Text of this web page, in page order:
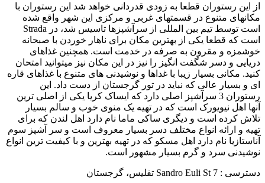
از این رستوران قطعا به زودی قدردانی خواهد شد این رستوران با
مکانهای متنوع در قسمتهای غربی و مرکزی این شهر واقع شده
است توسط تیم بین المللی از سرآشپزها تاسیس شد، در Strada
است که قطعا یکی از بهترین مکان برای ناهار خوردن با صبحانه
خوشمزه و مقرون به صرفه در خدمت است. همچنین غذاهای
دریایی و دسر شگفت انگیز را نیز در این مکان نیز میتوانید امتحان
کنید. مکانی بسیار زیبا با غداها و نوشیدنی های متنوع با غذاهای قاره
ای و بسیار عالی که نباید در تور گرجستان از دست داد. این
رستوران 3 سرآشپز اصلی دارد که ایساک کریا یکی از اصلی ترین
آنها اهل نیویورک است که در تهیه یک منوی خوب و سالم بسیار
تلاش کرده است و دیگری ساکی ماما نام دارد اهل لندن که برای
تهیه و ارائه انواع مختلف دسر بسیار معروف است و سر آشپز سوم
آناستازیا نام دارد اهل مسکو که در تهیه بهترین و با کیفیت ترین انواع
نوشیدنی سرد و گرم بسیار مشهور است.
دسترسی : 7 Sandro Euli St تفلیس، گرجستان